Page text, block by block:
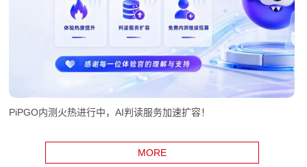
PiPGO内测火热进行中，AI判读服务加速扩容！
MORE